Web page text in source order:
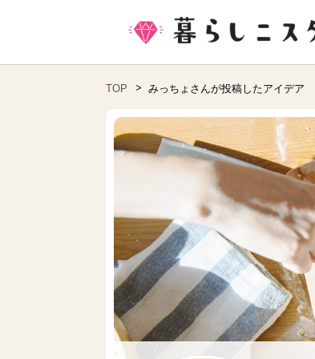
TOP みっちょさんが投稿したアイデア